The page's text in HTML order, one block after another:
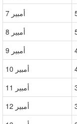
7 أمبير
8 أمبير
9 أمبير
10 أمبير
11 أمبير
12 أمبير